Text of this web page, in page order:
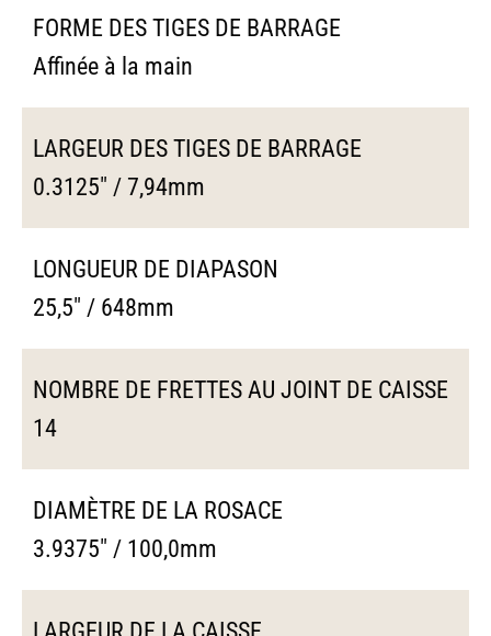
FORME DES TIGES DE BARRAGE
Affinée à la main
LARGEUR DES TIGES DE BARRAGE
0.3125" / 7,94mm
LONGUEUR DE DIAPASON
25,5" / 648mm
NOMBRE DE FRETTES AU JOINT DE CAISSE
14
DIAMÈTRE DE LA ROSACE
3.9375" / 100,0mm